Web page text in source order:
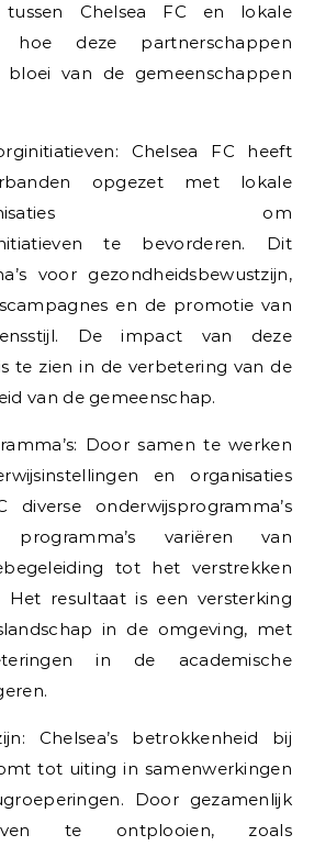
tussen Chelsea FC en lokale
hoe deze partnerschappen
van de gemeenschappen
Chelsea FC heeft
opgezet met lokale
om
te bevorderen. Dit
voor gezondheidsbewustzijn,
en de promotie van
De impact van deze
te zien in de verbetering van de
van de gemeenschap.
Door samen te werken
en organisaties
diverse onderwijsprogramma’s
variëren van
tot het verstrekken
Het resultaat is een versterking
in de omgeving, met
in de academische
Chelsea’s betrokkenheid bij
tot uiting in samenwerkingen
Door gezamenlijk
te ontplooien, zoals